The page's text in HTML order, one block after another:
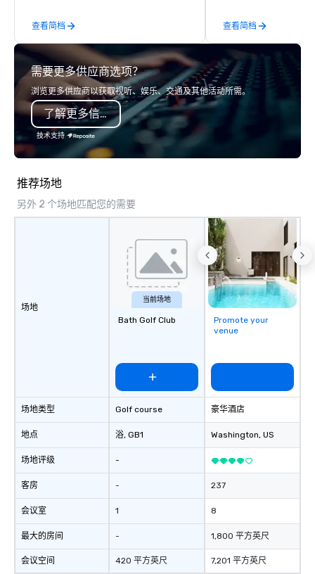
years of industry experience and
commitment to exceptional customer
service set us apart. We deliver
smart, reliable solutions designed to
make the end-user experience
seamless from start to finish. We are
also a certified WOSB.
查看简档
building with all-new
L'Enfant Plaza in 2019. Every nation
considers
national security. The
veil of secrecy on the
intelligence,
other learning
critically with the
around us. The Museum aims to
provide an objective
forum for exploring
such as the impact of
liberties, the
technology in
the challenges of
查看简档
需要更多供应商选项？
浏览更多供应商以获取视听、娱乐、交通及其他活动所需。
了解更多信息
技术支持
推荐场地
另外 2 个场地匹配您的需要
场地
场地类型
地点
场地评级
客房
会议室
最大的房间
会议空间
当前场地
Bath Golf Club
Golf course
浴, GB1
-
-
1
-
420 平方英尺
Promote your
venue
豪华酒店
Washington, US
237
8
1,800 平方英尺
7,201 平方英尺